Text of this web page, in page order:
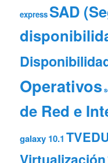
expressSAD
Operativos
de Red e
galaxy 10.1